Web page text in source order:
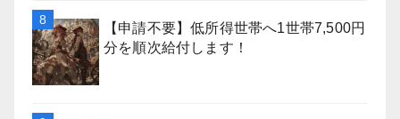
【申請不要】低所得世帯へ1世帯7,500円
分を順次給付します！